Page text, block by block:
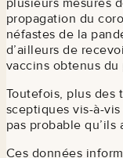
propagation du
néfastes de la
d’ailleurs de
vaccins obtenus
Toutefois, plus des
sceptiques vis-à-
pas probable
Ces données